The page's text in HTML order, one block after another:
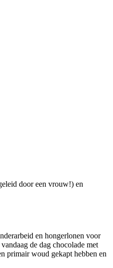
door een vrouw!) en
en hongerlonen voor
de dag chocolade met
primair woud gekapt hebben en